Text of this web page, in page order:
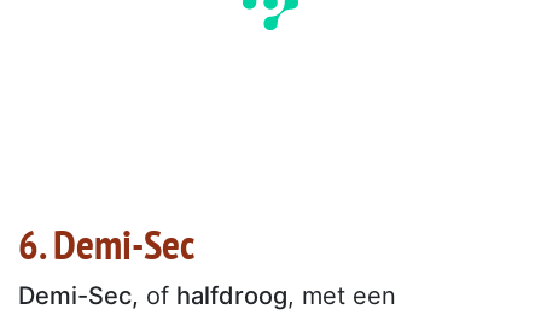
6. Demi-Sec
Demi-Sec, of halfdroog, met een